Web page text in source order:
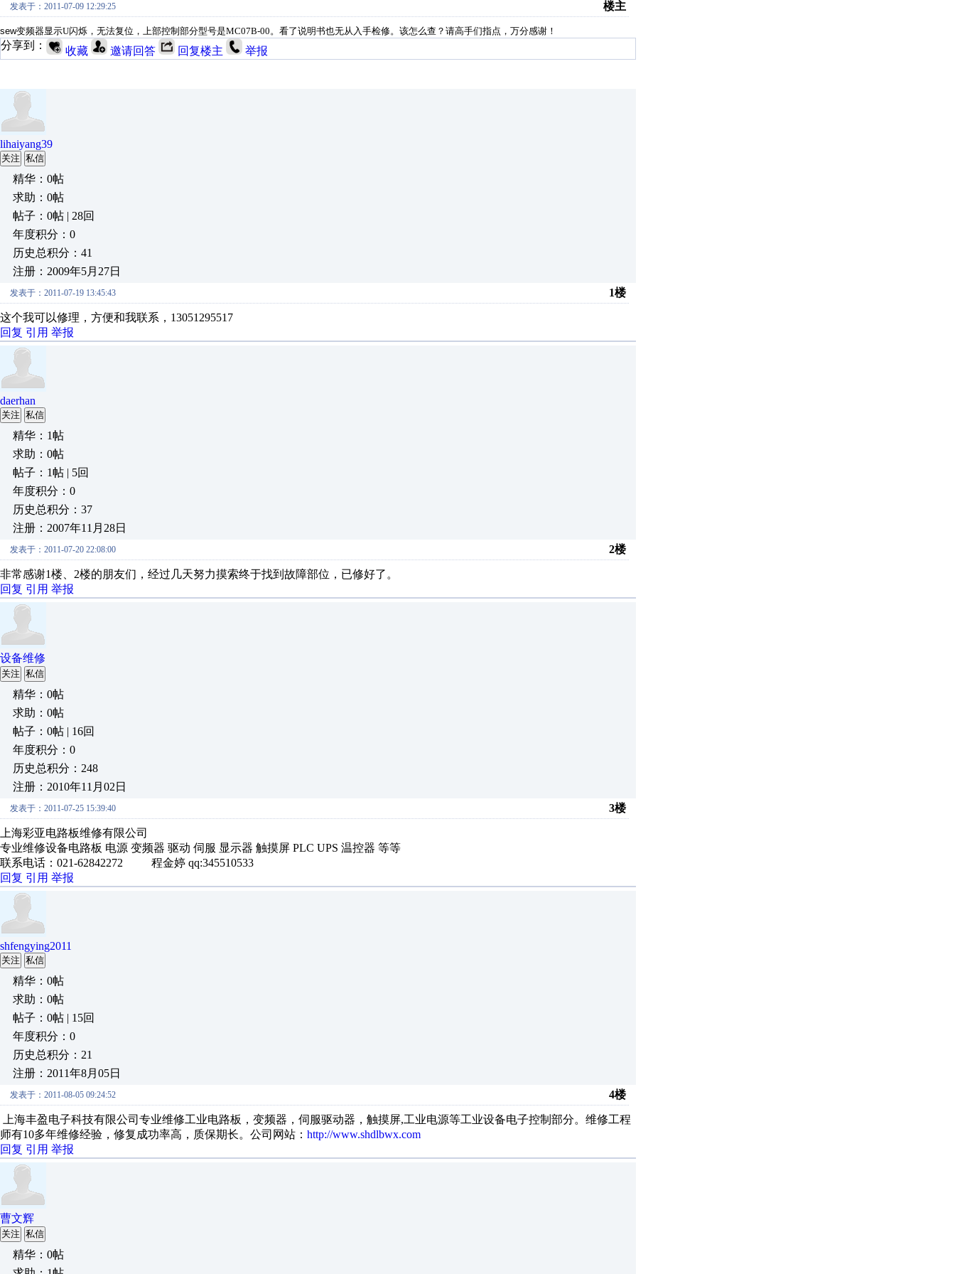
发表于：2011-07-09 12:29:25 楼主
sew变频器显示U闪烁 ，无法复位，上部控制部分型号是MC07B-00。看了说明书也无从入手检修。 该怎么查？请高手们指点，万分感谢！
分享到： 收藏 邀请回答 回复楼主 举报
lihaiyang39
关注 私信
精华：0帖
求助：0帖
帖子：0帖 | 28回
年度积分：0
历史总积分：41
注册：2009年5月27日
发表于：2011-07-19 13:45:43 1楼
这个我可以修理，方便和我联系，13051295517
回复 引用 举报
daerhan
关注 私信
精华：1帖
求助：0帖
帖子：1帖 | 5回
年度积分：0
历史总积分：37
注册：2007年11月28日
发表于：2011-07-20 22:08:00 2楼
非常感谢1楼、2楼的朋友们，经过几天努力摸索终于找到故障部位，已修好了。
回复 引用 举报
设备维修
关注 私信
精华：0帖
求助：0帖
帖子：0帖 | 16回
年度积分：0
历史总积分：248
注册：2010年11月02日
发表于：2011-07-25 15:39:40 3楼
上海彩亚电路板维修有限公司
专业维修设备电路板 电源 变频器 驱动 伺服 显示器 触摸屏 PLC UPS 温控器 等等
联系电话：021-62842272 程金婷 qq:345510533
回复 引用 举报
shfengying2011
关注 私信
精华：0帖
求助：0帖
帖子：0帖 | 15回
年度积分：0
历史总积分：21
注册：2011年8月05日
发表于：2011-08-05 09:24:52 4楼
上海丰盈电子科技有限公司专业维修工业电路板，变频器，伺服驱动器，触摸屏,工业电源等工业设备电子控制部分。维修工程
师有10多年维修经验，修复成功率高，质保期长。公司网站： http://www.shdlbwx.com
回复 引用 举报
曹文辉
关注 私信
精华：0帖